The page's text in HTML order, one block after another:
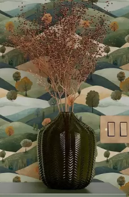
Premium βινύλιο
65.0039.00€/m²